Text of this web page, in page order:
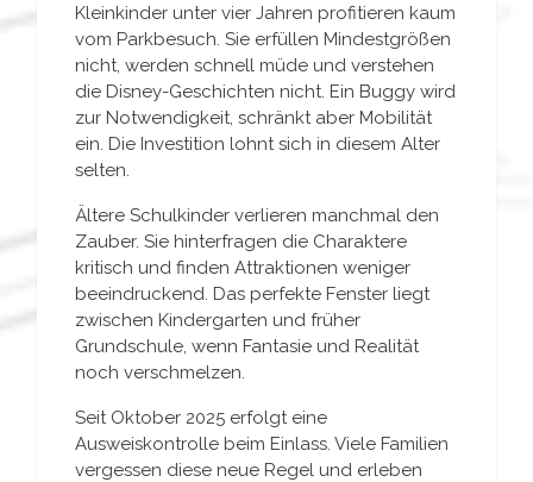
Kleinkinder unter vier Jahren profitieren kaum
vom Parkbesuch. Sie erfüllen Mindestgrößen
nicht, werden schnell müde und verstehen
die Disney-Geschichten nicht. Ein Buggy wird
zur Notwendigkeit, schränkt aber Mobilität
ein. Die Investition lohnt sich in diesem Alter
selten.
Ältere Schulkinder verlieren manchmal den
Zauber. Sie hinterfragen die Charaktere
kritisch und finden Attraktionen weniger
beeindruckend. Das perfekte Fenster liegt
zwischen Kindergarten und früher
Grundschule, wenn Fantasie und Realität
noch verschmelzen.
Seit Oktober 2025 erfolgt eine
Ausweiskontrolle beim Einlass. Viele Familien
vergessen diese neue Regel und erleben